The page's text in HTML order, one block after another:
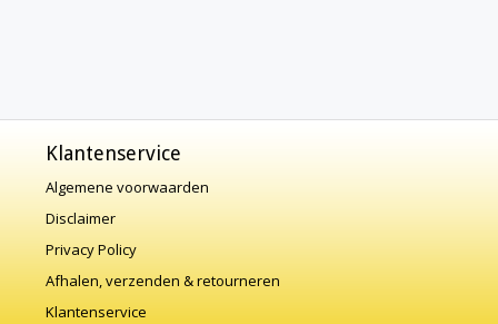
Klantenservice
Algemene voorwaarden
Disclaimer
Privacy Policy
Afhalen, verzenden & retourneren
Klantenservice